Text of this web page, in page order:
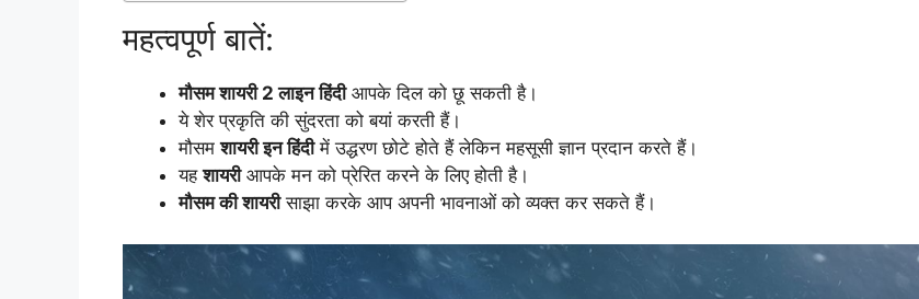
महत्वपूर्ण बातें:
मौसम शायरी 2 लाइन हिंदीआपके दिल को छू सकती है।
ये शेर प्रकृति की सुंदरता को बयां करती हैं।
मौसमशायरी इन हिंदीमें उद्धरण छोटे होते हैं लेकिन महसूसी ज्ञान प्रदान करते हैं।
यहशायरीआपके मन को प्रेरित करने के लिए होती है।
मौसम की शायरीसाझा करके आप अपनी भावनाओं को व्यक्त कर सकते हैं।